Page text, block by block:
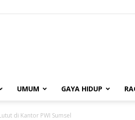
UMUM GAYA HIDUP
di Kantor PWI Sumsel